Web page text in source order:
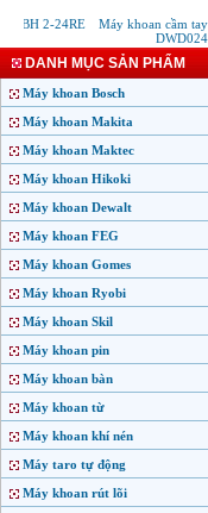
2-24RE
Máy khoan cầm tay
DWD024
DANH MỤC SẢN PHẨM
Máy khoan Bosch
Máy khoan Makita
Máy khoan Maktec
Máy khoan Hikoki
Máy khoan Dewalt
Máy khoan FEG
Máy khoan Gomes
Máy khoan Ryobi
Máy khoan Skil
Máy khoan pin
Máy khoan bàn
Máy khoan từ
Máy khoan khí nén
Máy taro tự động
Máy khoan rút lõi